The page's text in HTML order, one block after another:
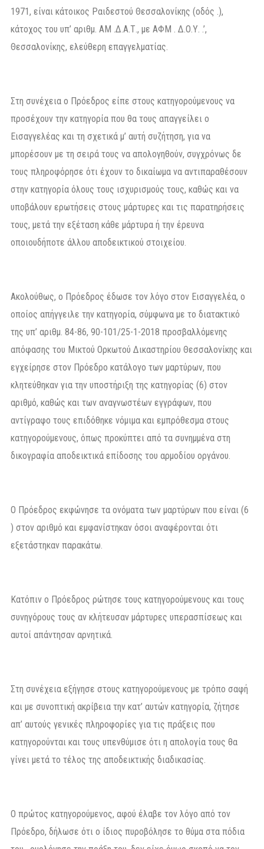
1971, είναι κάτοικος Ραιδεστού Θεσσαλονίκης (οδός .),
κάτοχος του υπ’ αριθμ. ΑΜ .Δ.Α.Τ., με ΑΦΜ . Δ.Ο.Υ. .’,
Θεσσαλονίκης, ελεύθερη επαγγελματίας.
Στη συνέχεια ο Πρόεδρος είπε στους κατηγορούμενους να
προσέχουν την κατηγορία που θα τους απαγγείλει ο
Εισαγγελέας και τη σχετικά μ’ αυτή συζήτηση, για να
μπορέσουν με τη σειρά τους να απολογηθούν, συγχρόνως δε
τους πληροφόρησε ότι έχουν το δικαίωμα να αντιπαραθέσουν
στην κατηγορία όλους τους ισχυρισμούς τους, καθώς και να
υποβάλουν ερωτήσεις στους μάρτυρες και τις παρατηρήσεις
τους, μετά την εξέταση κάθε μάρτυρα ή την έρευνα
οποιουδήποτε άλλου αποδεικτικού στοιχείου.
Ακολούθως, ο Πρόεδρος έδωσε τον λόγο στον Εισαγγελέα, ο
οποίος απήγγειλε την κατηγορία, σύμφωνα με το διατακτικό
της υπ’ αριθμ. 84-86, 90-101/25-1-2018 προσβαλλόμενης
απόφασης του Μικτού Ορκωτού Δικαστηρίου Θεσσαλονίκης και
εγχείρησε στον Πρόεδρο κατάλογο των μαρτύρων, που
κλητεύθηκαν για την υποστήριξη της κατηγορίας (6) στον
αριθμό, καθώς και των αναγνωστέων εγγράφων, που
αντίγραφο τους επιδόθηκε νόμιμα και εμπρόθεσμα στους
κατηγορούμενους, όπως προκύπτει από τα συνημμένα στη
δικογραφία αποδεικτικά επίδοσης του αρμοδίου οργάνου.
Ο Πρόεδρος εκφώνησε τα ονόματα των μαρτύρων που είναι (6
) στον αριθμό και εμφανίστηκαν όσοι αναφέρονται ότι
εξετάστηκαν παρακάτω.
Κατόπιν ο Πρόεδρος ρώτησε τους κατηγορούμενους και τους
συνηγόρους τους αν κλήτευσαν μάρτυρες υπερασπίσεως και
αυτοί απάντησαν αρνητικά.
Στη συνέχεια εξήγησε στους κατηγορούμενους με τρόπο σαφή
και με συνοπτική ακρίβεια την κατ’ αυτών κατηγορία, ζήτησε
απ’ αυτούς γενικές πληροφορίες για τις πράξεις που
κατηγορούνται και τους υπενθύμισε ότι η απολογία τους θα
γίνει μετά το τέλος της αποδεικτικής διαδικασίας.
Ο πρώτος κατηγορούμενος, αφού έλαβε τον λόγο από τον
Πρόεδρο, δήλωσε ότι ο ίδιος πυροβόλησε το θύμα στα πόδια